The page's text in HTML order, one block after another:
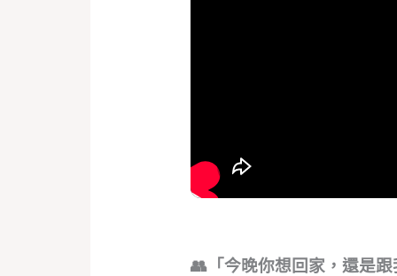
👥「今晚你想回家，還是跟